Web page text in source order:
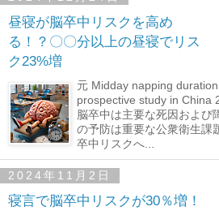
昼寝が脳卒中リスクを高め
る！？〇〇分以上の昼寝でリス
ク23%増
元 Midday napping
prospective study in
脳卒中は主要な死因および
の予防は重要な公衆衛生課
卒中リスクへ...
2024年11月2日
寝言で脳卒中リスクが30％増！